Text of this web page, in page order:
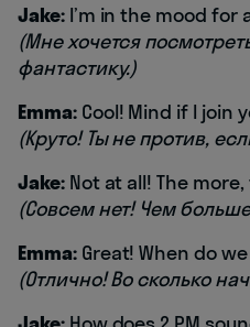
Jake:I’m in the mood for
(Мне хочется
фантастику.)
Emma:Cool! Mind if I join
(Круто! Ты не против,
Jake:Not at all! The
(Совсем нет! Чем
Emma:Great! When do
(Отлично! Во сколько